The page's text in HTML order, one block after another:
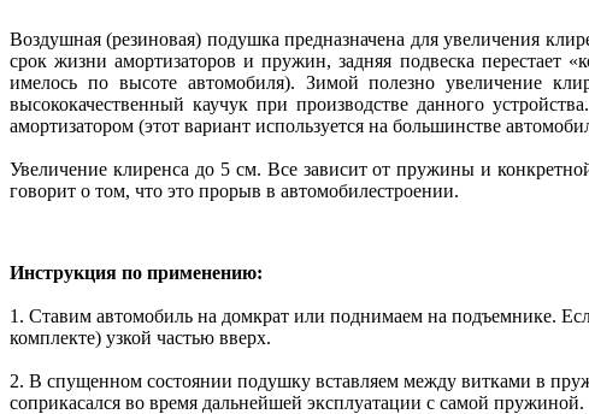
Воздушная (резиновая) подушка предназначена для увеличения
срок жизни амортизаторов и пружин, задняя подвеска перестает
имелось по высоте автомобиля). Зимой полезно увеличение
высококачественный каучук при производстве данного
амортизатором (этот вариант используется на большинстве
Увеличение клиренса до 5 см. Все зависит от пружины и
говорит о том, что это прорыв в автомобилестроении.
Инструкция по применению:
1. Ставим автомобиль на домкрат или поднимаем на подъемнике.
комплекте) узкой частью вверх.
2. В спущенном состоянии подушку вставляем между витками в
соприкасался во время дальнейшей эксплуатации с самой пружиной.